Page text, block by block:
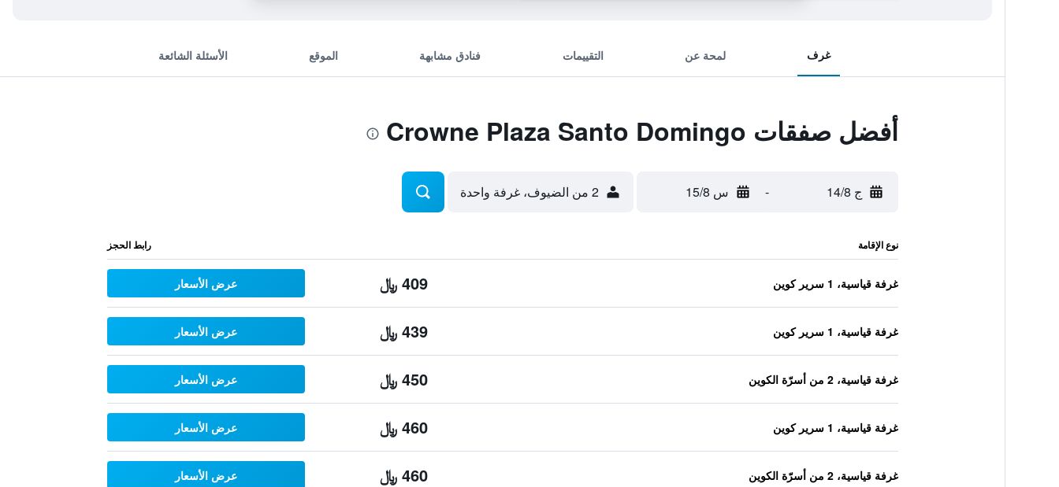
غرف لمحة عن التقييمات فنادق مشابهة الموقع الأسئلة الشائعة
أفضل صفقات Crowne Plaza Santo Domingo
ج 14/8 - س 15/8 2 من الضيوف، غرفة واحدة
نوع الإقامة رابط الحجز
غرفة قياسية، 1 سرير كوين 409 ﷼ عرض الأسعار
غرفة قياسية، 1 سرير كوين 439 ﷼ عرض الأسعار
غرفة قياسية، 2 من أسرّة الكوين 450 ﷼ عرض الأسعار
غرفة قياسية، 1 سرير كوين 460 ﷼ عرض الأسعار
غرفة قياسية، 2 من أسرّة الكوين 460 ﷼ عرض الأسعار